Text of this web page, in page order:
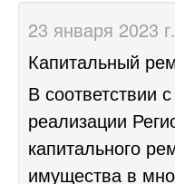
23 января 2023 г.
Капитальный
В соответствии
реализации
капитального
имущества в